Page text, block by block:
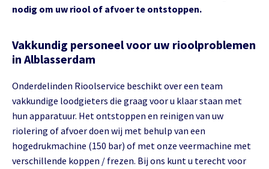
nodig om uw riool of afvoer te ontstoppen.
Vakkundig personeel voor uw rioolproblemen
in Alblasserdam
Onderdelinden Rioolservice beschikt over een team
vakkundige loodgieters die graag voor u klaar staan met
hun apparatuur. Het ontstoppen en reinigen van uw
riolering of afvoer doen wij met behulp van een
hogedrukmachine (150 bar) of met onze veermachine met
verschillende koppen / frezen. Bij ons kunt u terecht voor